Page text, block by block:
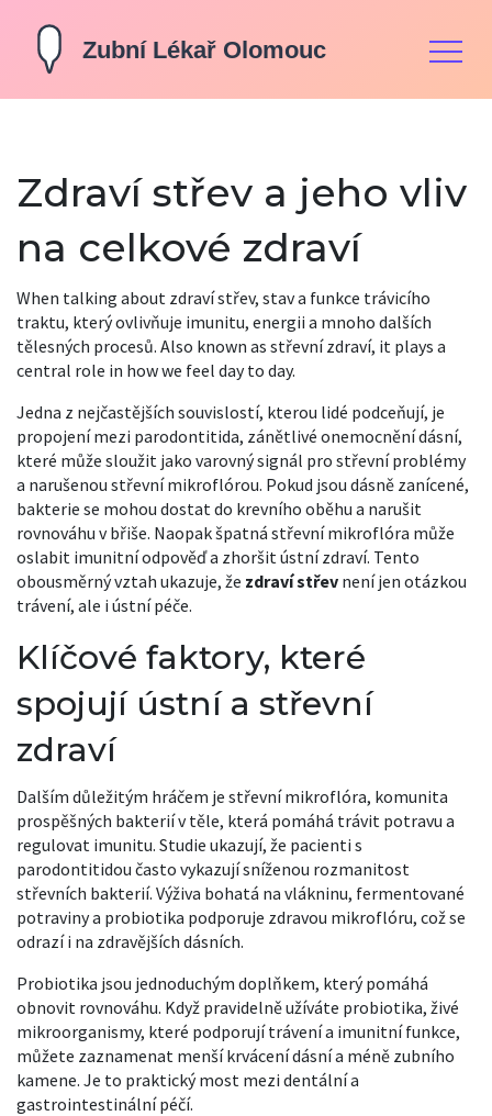
Zdraví střev a jeho vliv
na celkové zdraví
When talking about zdraví střev, stav a funkce trávicího
traktu, který ovlivňuje imunitu, energii a mnoho dalších
tělesných procesů. Also known as střevní zdraví, it plays a
central role in how we feel day to day.
Jedna z nejčastějších souvislostí, kterou lidé podceňují, je
propojení mezi parodontitida, zánětlivé onemocnění dásní,
které může sloužit jako varovný signál pro střevní problémy
a narušenou střevní mikroflórou. Pokud jsou dásně zanícené,
bakterie se mohou dostat do krevního oběhu a narušit
rovnováhu v břiše. Naopak špatná střevní mikroflóra může
oslabit imunitní odpověď a zhoršit ústní zdraví. Tento
obousměrný vztah ukazuje, že zdraví střev není jen otázkou
trávení, ale i ústní péče.
Klíčové faktory, které
spojují ústní a střevní
zdraví
Dalším důležitým hráčem je střevní mikroflóra, komunita
prospěšných bakterií v těle, která pomáhá trávit potravu a
regulovat imunitu. Studie ukazují, že pacienti s
parodontitidou často vykazují sníženou rozmanitost
střevních bakterií. Výživa bohatá na vlákninu, fermentované
potraviny a probiotika podporuje zdravou mikroflóru, což se
odrazí i na zdravějších dásních.
Probiotika jsou jednoduchým doplňkem, který pomáhá
obnovit rovnováhu. Když pravidelně užíváte probiotika, živé
mikroorganismy, které podporují trávení a imunitní funkce,
můžete zaznamenat menší krvácení dásní a méně zubního
kamene. Je to praktický most mezi dentální a
gastrointestinální péčí.